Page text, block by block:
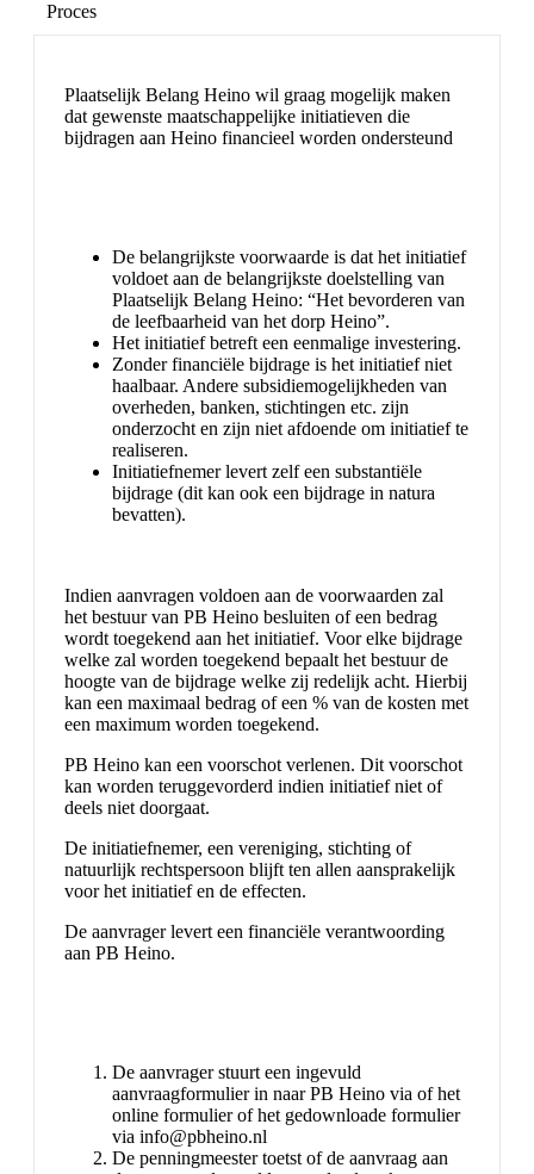
Proces
Plaatselijk Belang Heino wil graag mogelijk maken
dat gewenste maatschappelijke initiatieven die
bijdragen aan Heino financieel worden ondersteund
De belangrijkste voorwaarde is dat het initiatief
voldoet aan de belangrijkste doelstelling van
Plaatselijk Belang Heino: “Het bevorderen van
de leefbaarheid van het dorp Heino”.
Het initiatief betreft een eenmalige investering.
Zonder financiële bijdrage is het initiatief niet
haalbaar. Andere subsidiemogelijkheden van
overheden, banken, stichtingen etc. zijn
onderzocht en zijn niet afdoende om initiatief te
realiseren.
Initiatiefnemer levert zelf een substantiële
bijdrage (dit kan ook een bijdrage in natura
bevatten).
Indien aanvragen voldoen aan de voorwaarden zal
het bestuur van PB Heino besluiten of een bedrag
wordt toegekend aan het initiatief. Voor elke bijdrage
welke zal worden toegekend bepaalt het bestuur de
hoogte van de bijdrage welke zij redelijk acht. Hierbij
kan een maximaal bedrag of een % van de kosten met
een maximum worden toegekend.
PB Heino kan een voorschot verlenen. Dit voorschot
kan worden teruggevorderd indien initiatief niet of
deels niet doorgaat.
De initiatiefnemer, een vereniging, stichting of
natuurlijk rechtspersoon blijft ten allen aansprakelijk
voor het initiatief en de effecten.
De aanvrager levert een financiële verantwoording
aan PB Heino.
De aanvrager stuurt een ingevuld
aanvraagformulier in naar PB Heino via of het
online formulier of het gedownloade formulier
via info@pbheino.nl
De penningmeester toetst of de aanvraag aan